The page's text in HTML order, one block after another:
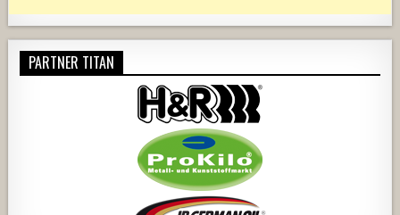
PARTNER TITAN